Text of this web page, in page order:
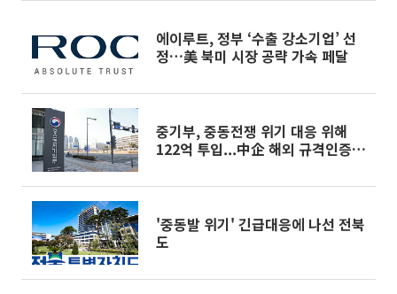
에이루트, 정부 ‘수출 강소기업’ 선
정…美 북미 시장 공략 가속 페달
중기부, 중동전쟁 위기 대응 위해
122억 투입...中企 해외 규격인증
'중동발 위기' 긴급대응에 나선 전북
도